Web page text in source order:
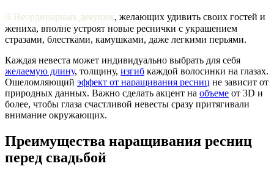
 Неординарных девушек, желающих удивить своих гостей и
жениха, вполне устроят новые реснички с украшением
стразами, блестками, камушками, даже легкими перьями.
Каждая невеста может индивидуально выбрать для себя
желаемую длину, толщину, изгиб каждой волосинки на глазах.
Ошеломляющий эффект от наращивания ресниц не зависит от
природных данных. Важно сделать акцент на объеме от 3D и
более, чтобы глаза счастливой невесты сразу притягивали
внимание окружающих.
Преимущества наращивания ресниц
перед свадьбой